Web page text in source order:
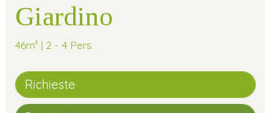
Giardino
46m² | 2 - 4 Pers.
Richieste